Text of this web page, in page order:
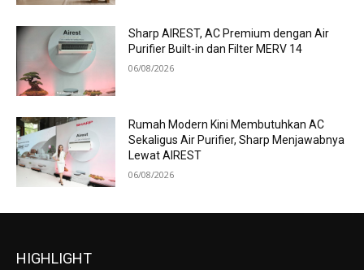
Sharp AIREST, AC Premium dengan Air
Purifier Built-in dan Filter MERV 14
06/08/2026
Rumah Modern Kini Membutuhkan AC
Sekaligus Air Purifier, Sharp Menjawabnya
Lewat AIREST
06/08/2026
HIGHLIGHT